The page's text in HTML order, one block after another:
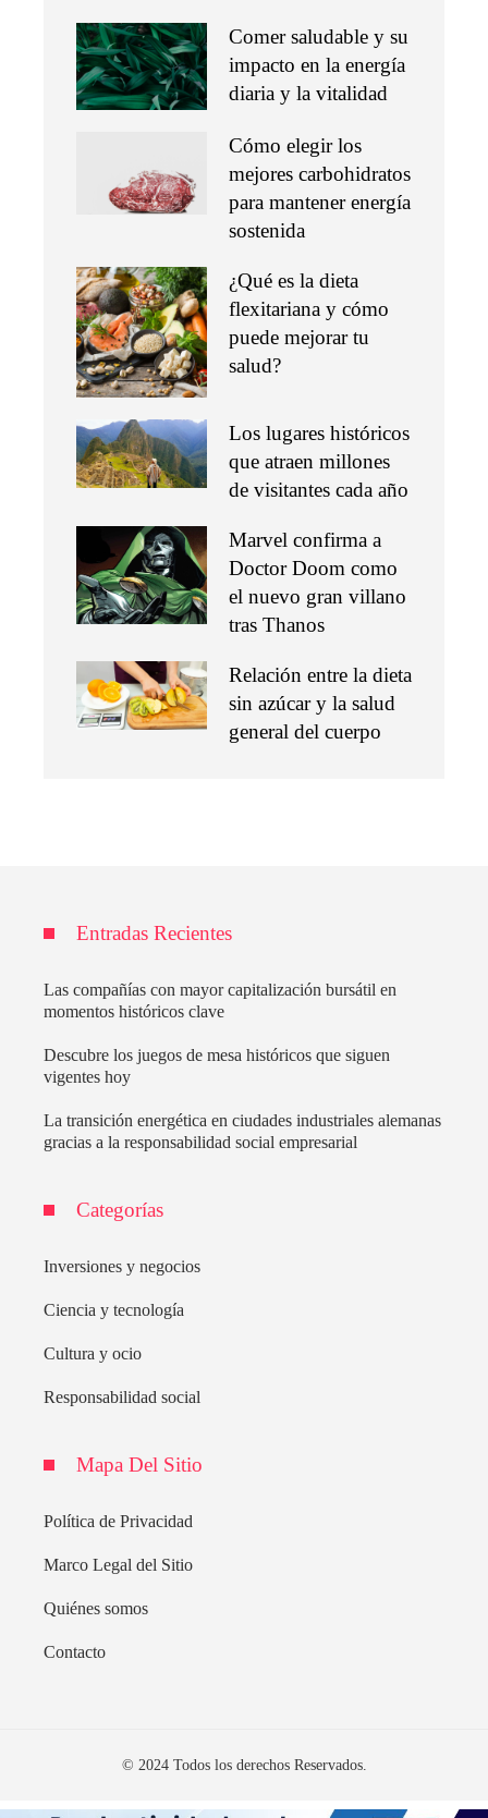
Comer saludable y su
impacto en la energía
diaria y la vitalidad
Cómo elegir los
mejores carbohidratos
para mantener energía
sostenida
¿Qué es la dieta
flexitariana y cómo
puede mejorar tu
salud?
Los lugares históricos
que atraen millones
de visitantes cada año
Marvel confirma a
Doctor Doom como
el nuevo gran villano
tras Thanos
Relación entre la dieta
sin azúcar y la salud
general del cuerpo
Entradas Recientes
Las compañías con mayor capitalización bursátil en
momentos históricos clave
Descubre los juegos de mesa históricos que siguen
vigentes hoy
La transición energética en ciudades industriales alemanas
gracias a la responsabilidad social empresarial
Categorías
Inversiones y negocios
Ciencia y tecnología
Cultura y ocio
Responsabilidad social
Mapa Del Sitio
Política de Privacidad
Marco Legal del Sitio
Quiénes somos
Contacto
© 2024 Todos los derechos Reservados.